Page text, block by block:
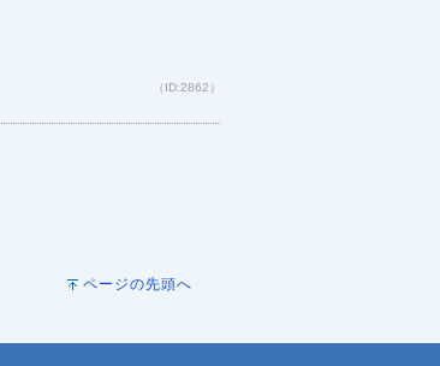
（ID:2862）
ページの先頭へ